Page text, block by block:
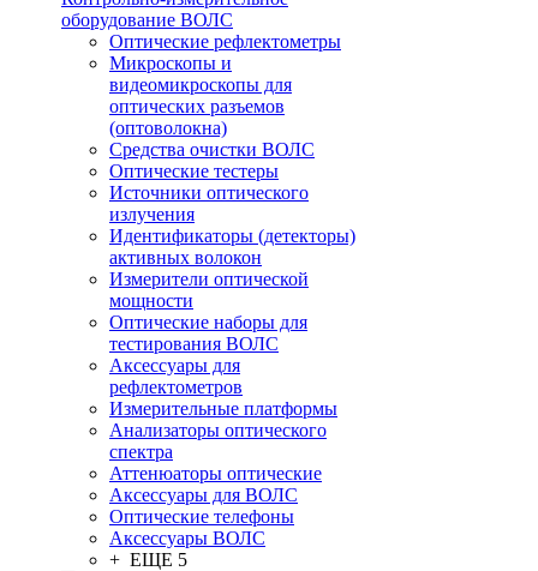
оборудование ВОЛС
Оптические рефлектометры
Микроскопы и
видеомикроскопы для
оптических разъемов
(оптоволокна)
Средства очистки ВОЛС
Оптические тестеры
Источники оптического
излучения
Идентификаторы (детекторы)
активных волокон
Измерители оптической
мощности
Оптические наборы для
тестирования ВОЛС
Аксессуары для
рефлектометров
Измерительные платформы
Анализаторы оптического
спектра
Аттенюаторы оптические
Аксессуары для ВОЛС
Оптические телефоны
Аксессуары ВОЛС
+ ЕЩЕ 5